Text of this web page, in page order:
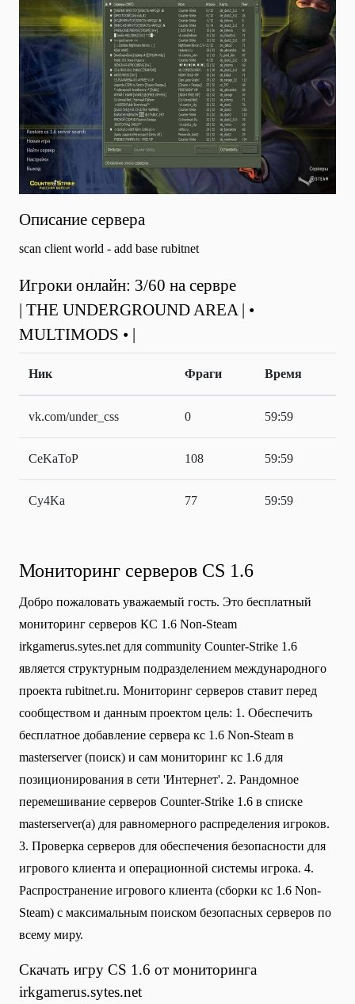
Описание сервера
scan client world - add base rubitnet
Игроки онлайн: 3/60 на сервре
| THE UNDERGROUND AREA | •
MULTIMODS • |
Ник Фраги Время
vk.com/under_css 0 59:59
CeKaToP 108 59:59
Cy4Ka 77 59:59
Мониторинг серверов CS 1.6
Добро пожаловать уважаемый гость. Это бесплатный
мониторинг серверов КС 1.6 Non-Steam
irkgamerus.sytes.net для community Сounter-Strike 1.6
является структурным подразделением международного
проекта rubitnet.ru. Мониторинг серверов ставит перед
сообществом и данным проектом цель: 1. Обеспечить
бесплатное добавление сервера кс 1.6 Non-Steam в
masterserver (поиск) и сам мониторинг кс 1.6 для
позиционирования в сети 'Интернет'. 2. Рандомное
перемешивание серверов Counter-Strike 1.6 в списке
masterserver(а) для равномерного распределения игроков.
3. Проверка серверов для обеспечения безопасности для
игрового клиента и операционной системы игрока. 4.
Распространение игрового клиента (сборки кс 1.6 Non-
Steam) с максимальным поиском безопасных серверов по
всему миру.
Скачать игру CS 1.6 от мониторинга
irkgamerus.sytes.net